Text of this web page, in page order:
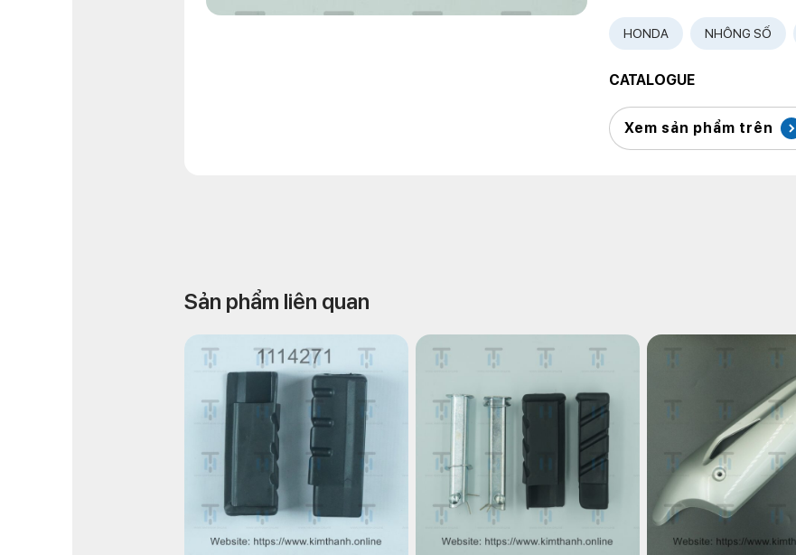
HONDA NHÔNG SỐ
CATALOGUE
Xem sản phẩm trên
Sản phẩm liên quan